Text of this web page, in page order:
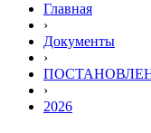
Главная
›
Документы
›
›
2026